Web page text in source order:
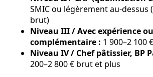
SMIC ou légèrement au-dessus
brut)
Niveau III / Avec expérience
complémentaire : 1 900–2 100
Niveau IV / Chef pâtissier, BP
200–2 800 € brut et plus